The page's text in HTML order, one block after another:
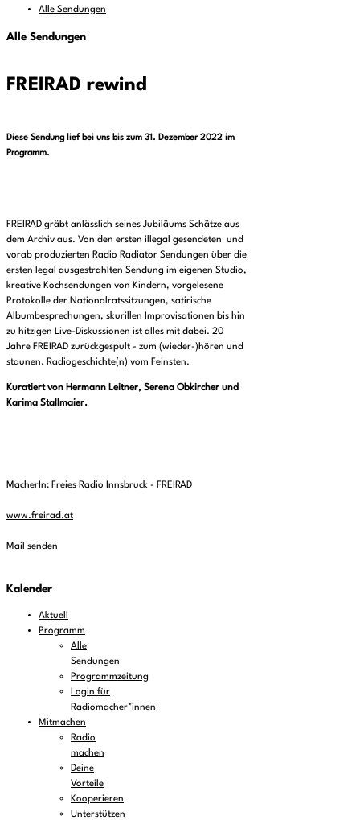
Alle Sendungen
Alle Sendungen
FREIRAD rewind
Diese Sendung lief bei uns bis zum 31. Dezember 2022 im
Programm.
FREIRAD gräbt anlässlich seines Jubiläums Schätze aus
dem Archiv aus. Von den ersten illegal gesendeten und
vorab produzierten Radio Radiator Sendungen über die
ersten legal ausgestrahlten Sendung im eigenen Studio,
kreative Kochsendungen von Kindern, vorgelesene
Protokolle der Nationalratssitzungen, satirische
Albumbesprechungen, skurillen Improvisationen bis hin
zu hitzigen Live-Diskussionen ist alles mit dabei. 20
Jahre FREIRAD zurückgespult - zum (wieder-)hören und
staunen. Radiogeschichte(n) vom Feinsten.
Kuratiert von Hermann Leitner, Serena Obkircher und
Karima Stallmaier.
MacherIn: Freies Radio Innsbruck - FREIRAD
www.freirad.at
Mail senden
Kalender
Aktuell
Programm
Alle
Sendungen
Programmzeitung
Login für
Radiomacher*innen
Mitmachen
Radio
machen
Deine
Vorteile
Kooperieren
Unterstützen